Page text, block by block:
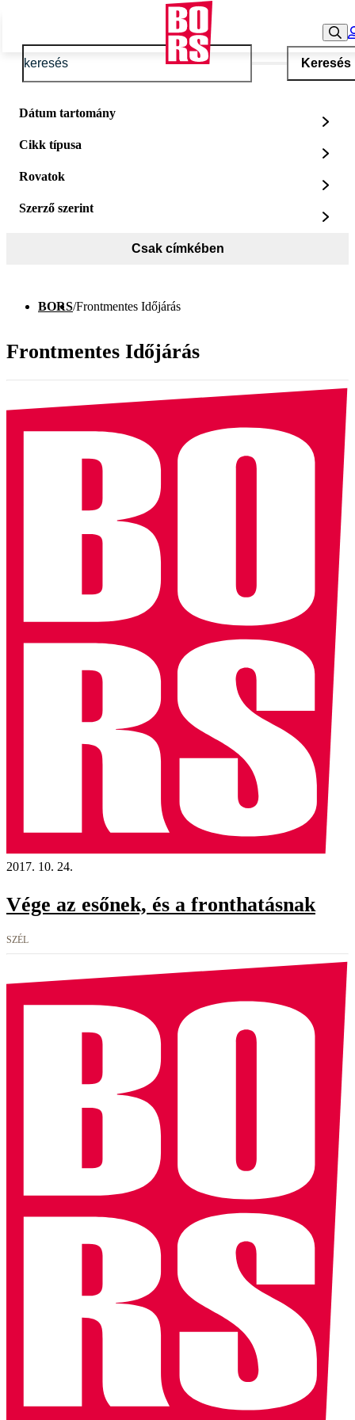
Keresés
Dátum tartomány
Cikk típusa
Rovatok
Szerző szerint
Csak címkében
BORS/Frontmentes Időjárás
Frontmentes Időjárás
2017. 10. 24.
Vége az esőnek, és a fronthatásnak
SZÉL